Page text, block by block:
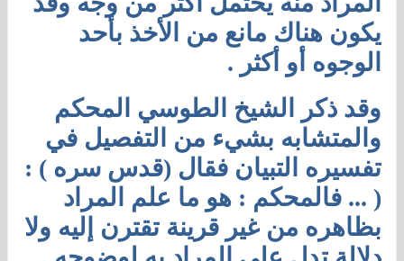
يكون هناك مانع من الأخذ بأحد
الوجوه أو أكثر .
وقد ذكر الشيخ الطوسي المحكم
والمتشابه بشيء من التفصيل في
تفسيره التبيان فقال (قدس سره ) :
( ... فالمحكم : هو ما علم المراد
بظاهره من غير قرينة تقترن إليه ولا